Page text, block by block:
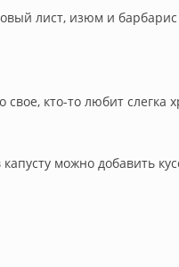
лист, изюм и
свое, кто-то любит слегка
можно добавить